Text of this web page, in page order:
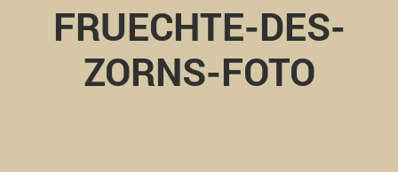
FRUECHTE-DES-
ZORNS-FOTO